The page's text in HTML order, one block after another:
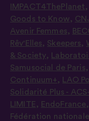
IMPACT4ThePlanet,
Goods to Know,
Avenir Femmes,
Rêv'Elles, Skeepers,
& Society,
Samusocial de Paris,
Continuum+, LAO
Solidarité Plus -
LIMITE, EndoFrance,
Fédération